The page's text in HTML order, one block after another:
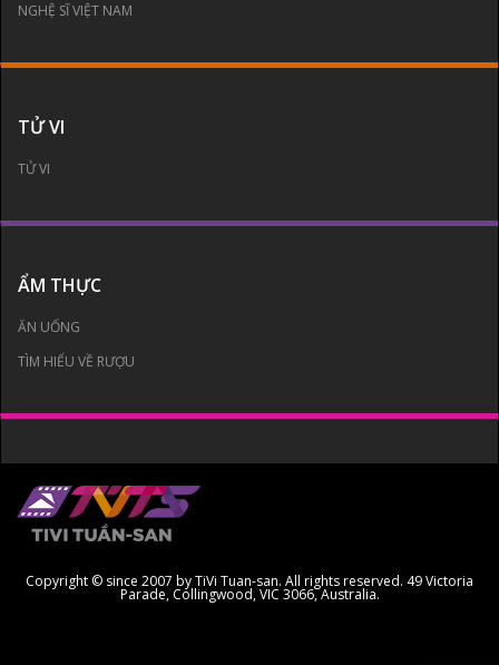
NGHỆ SĨ VIỆT NAM
TỬ VI
TỬ VI
ẨM THỰC
ĂN UỐNG
TÌM HIỂU VỀ RƯỢU
Copyright © since 2007 by TiVi Tuan-san. All rights reserved. 49 Victoria
Parade, Collingwood, VIC 3066, Australia.